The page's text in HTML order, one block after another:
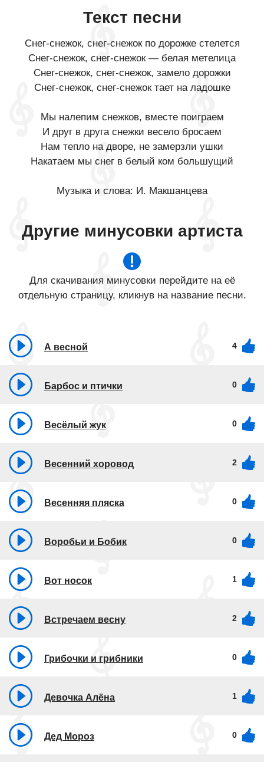
Текст песни
Снег-снежок, снег-снежок по дорожке стелется
Снег-снежок, снег-снежок — белая метелица
Снег-снежок, снег-снежок, замело дорожки
Снег-снежок, снег-снежок тает на ладошке
Мы налепим снежков, вместе поиграем
И друг в друга снежки весело бросаем
Нам тепло на дворе, не замерзли ушки
Накатаем мы снег в белый ком большущий
Музыка и слова: И. Макшанцева
Другие минусовки артиста
Для скачивания минусовки перейдите на её
отдельную страницу, кликнув на название песни.
А весной 4
Барбос и птички 0
Весёлый жук 0
Весенний хоровод 2
Весенняя пляска 0
Воробьи и Бобик 0
Вот носок 1
Встречаем весну 2
Грибочки и грибники 0
Девочка Алёна 1
Дед Мороз 0